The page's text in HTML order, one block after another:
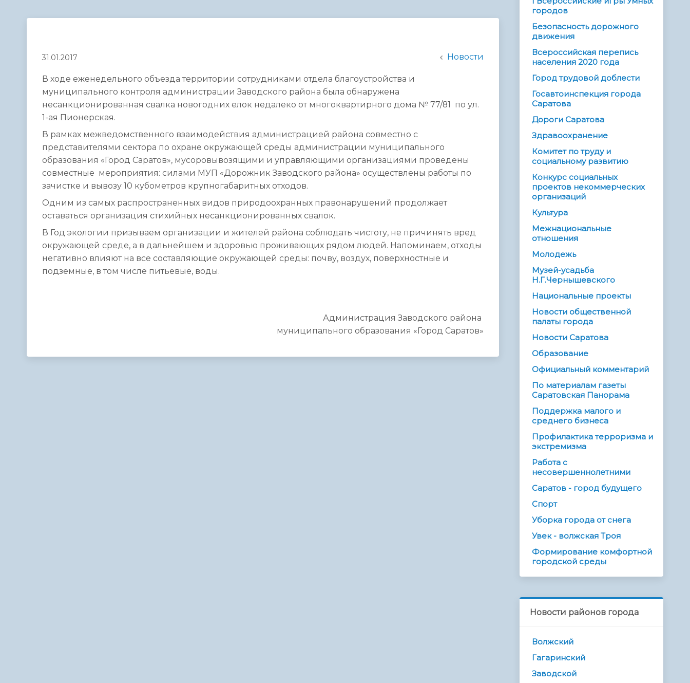
администрации
31.01.2017 Новости
В ходе еженедельного объезда территории сотрудниками отдела благоустройства и
муниципального контроля администрации Заводского района была обнаружена
несанкционированная свалка новогодних елок недалеко от многоквартирного дома № 77/81 по ул.
1-ая Пионерская.
В рамках межведомственного взаимодействия администрацией района совместно с
представителями сектора по охране окружающей среды администрации муниципального
образования «Город Саратов», мусоровывозящими и управляющими организациями проведены
совместные мероприятия: силами МУП «Дорожник Заводского района» осуществлены работы по
зачистке и вывозу 10 кубометров крупногабаритных отходов.
Одним из самых распространенных видов природоохранных правонарушений продолжает
оставаться организация стихийных несанкционированных свалок.
В Год экологии призываем организации и жителей района соблюдать чистоту, не причинять вред
окружающей среде, а в дальнейшем и здоровью проживающих рядом людей. Напоминаем, отходы
негативно влияют на все составляющие окружающей среды: почву, воздух, поверхностные и
подземные, в том числе питьевые, воды.
Администрация Заводского района
муниципального образования «Город Саратов»
городов
Безопасность дорожного
движения
Всероссийская перепись
населения 2020 года
Город трудовой доблести
Госавтоинспекция города
Саратова
Дороги Саратова
Здравоохранение
Комитет по труду и
социальному развитию
Конкурс социальных
проектов некоммерческих
организаций
Культура
Межнациональные
отношения
Молодежь
Музей-усадьба
Н.Г.Чернышевского
Национальные проекты
Новости общественной
палаты города
Новости Саратова
Образование
Официальный комментарий
По материалам газеты
Саратовская Панорама
Поддержка малого и
среднего бизнеса
Профилактика терроризма и
экстремизма
Работа с
несовершеннолетними
Саратов - город будущего
Спорт
Уборка города от снега
Увек - волжская Троя
Формирование комфортной
городской среды
Новости районов города
Волжский
Гагаринский
Заводской